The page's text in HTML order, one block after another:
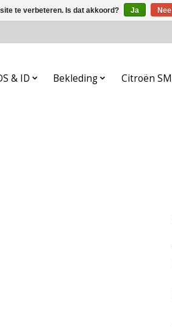
& ID Bekleding Citroën SM
te verbeteren. Is dat akkoord? Ja Nee